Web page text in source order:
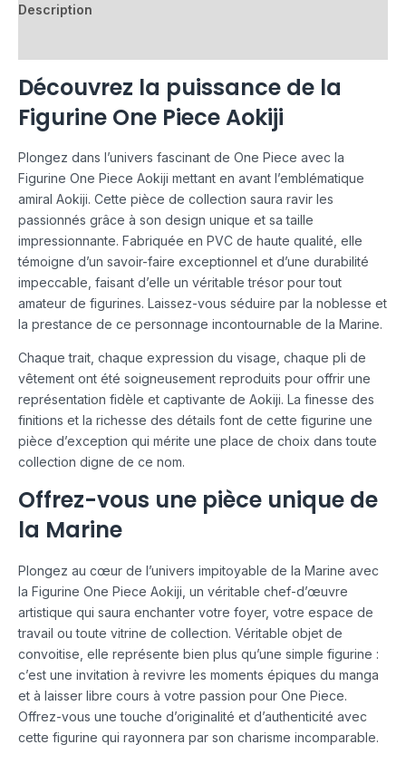
Description
Découvrez la puissance de la
Figurine One Piece Aokiji
Plongez dans l’univers fascinant de One Piece avec la
Figurine One Piece Aokiji mettant en avant l’emblématique
amiral Aokiji. Cette pièce de collection saura ravir les
passionnés grâce à son design unique et sa taille
impressionnante. Fabriquée en PVC de haute qualité, elle
témoigne d’un savoir-faire exceptionnel et d’une durabilité
impeccable, faisant d’elle un véritable trésor pour tout
amateur de figurines. Laissez-vous séduire par la noblesse et
la prestance de ce personnage incontournable de la Marine.
Chaque trait, chaque expression du visage, chaque pli de
vêtement ont été soigneusement reproduits pour offrir une
représentation fidèle et captivante de Aokiji. La finesse des
finitions et la richesse des détails font de cette figurine une
pièce d’exception qui mérite une place de choix dans toute
collection digne de ce nom.
Offrez-vous une pièce unique de
la Marine
Plongez au cœur de l’univers impitoyable de la Marine avec
la Figurine One Piece Aokiji, un véritable chef-d’œuvre
artistique qui saura enchanter votre foyer, votre espace de
travail ou toute vitrine de collection. Véritable objet de
convoitise, elle représente bien plus qu’une simple figurine :
c’est une invitation à revivre les moments épiques du manga
et à laisser libre cours à votre passion pour One Piece.
Offrez-vous une touche d’originalité et d’authenticité avec
cette figurine qui rayonnera par son charisme incomparable.